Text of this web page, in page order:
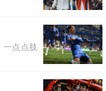
点点肢